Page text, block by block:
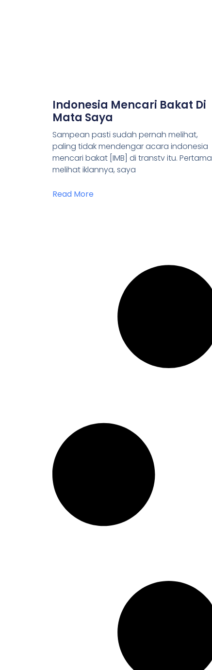
Indonesia Mencari Bakat Di
Mata Saya
Sampean pasti sudah pernah melihat,
paling tidak mendengar acara indonesia
mencari bakat [IMB] di transtv itu. Pertama
melihat iklannya, saya
Read More